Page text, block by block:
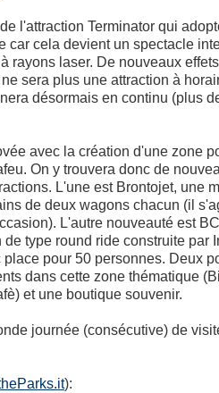
l'attraction Terminator qui
car cela devient un spectacle
rayons laser. De nouveaux
sera plus une attraction à
désormais en continu (plus
avec la création d'une zone
On y trouvera donc de
L'une est Brontojet, une
de deux wagons chacun (il
L'autre nouveauté est
type round ride construite par
pour 50 personnes. Deux
dans cette zone thématique
et une boutique souvenir.
journée (consécutive) de
):